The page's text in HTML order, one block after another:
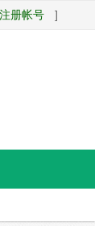
注册帐号 ]